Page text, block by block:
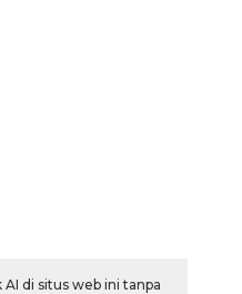
di situs web ini tanpa